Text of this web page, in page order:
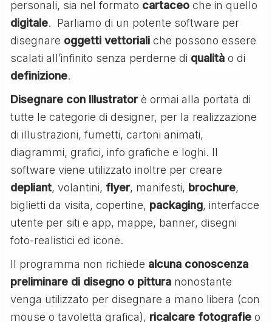
personali, sia nel formato cartaceo che in quello
digitale. Parliamo di un potente software per
disegnare oggetti vettoriali che possono essere
scalati all’infinito senza perderne di qualità o di
definizione.
Disegnare con Illustratorè ormai alla portata di
tutte le categorie di designer, per la realizzazione
di illustrazioni, fumetti, cartoni animati,
diagrammi, grafici, info grafiche e loghi. Il
software viene utilizzato inoltre per creare
depliant, volantini, flyer, manifesti, brochure,
biglietti da visita, copertine, packaging, interfacce
utente per siti e app, mappe, banner, disegni
foto-realistici ed icone.
Il programma non richiede alcuna conoscenza
preliminare di disegno o pittura nonostante
venga utilizzato per disegnare a mano libera (con
mouse o tavoletta grafica), ricalcare fotografie o